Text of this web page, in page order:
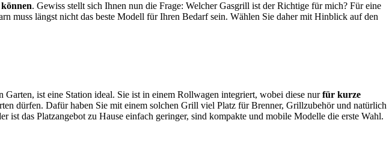
können. Gewiss stellt sich Ihnen nun die Frage: Welcher Gasgrill ist der Richtige für mich? Für eine
muss längst nicht das beste Modell für Ihren Bedarf sein. Wählen Sie daher mit Hinblick auf den
ist eine Station ideal. Sie ist in einem Rollwagen integriert, wobei diese nurfür kurze
dürfen. Dafür haben Sie mit einem solchen Grill viel Platz für Brenner, Grillzubehör und natürlich
das Platzangebot zu Hause einfach geringer, sind kompakte und mobile Modelle die erste Wahl.